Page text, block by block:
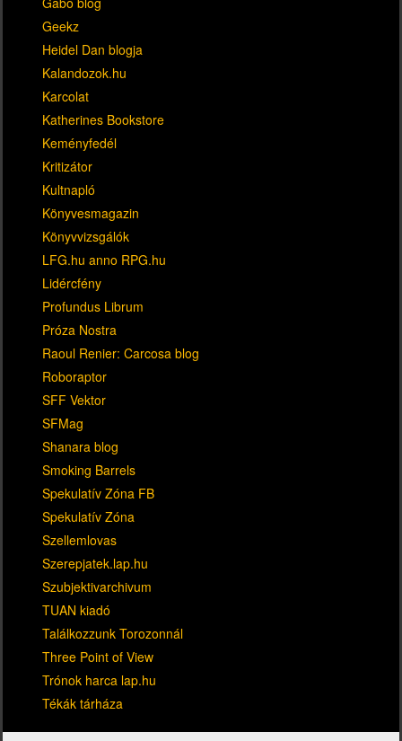
Geekz
Heidel Dan blogja
Kalandozok.hu
Karcolat
Katherines Bookstore
Keményfedél
Kritizátor
Kultnapló
Könyvesmagazin
Könyvvizsgálók
LFG.hu anno RPG.hu
Lidércfény
Profundus Librum
Próza Nostra
Raoul Renier: Carcosa blog
Roboraptor
SFF Vektor
SFMag
Shanara blog
Smoking Barrels
Spekulatív Zóna FB
Spekulatív Zóna
Szellemlovas
Szerepjatek.lap.hu
Szubjektivarchivum
TUAN kiadó
Találkozzunk Torozonnál
Three Point of View
Trónok harca lap.hu
Tékák tárháza